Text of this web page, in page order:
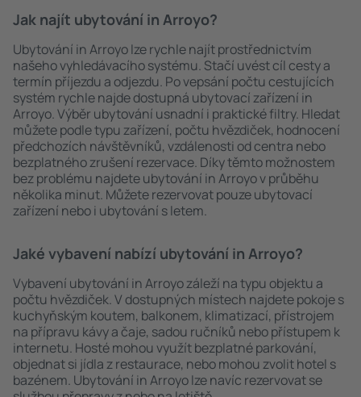
Jak najít ubytování in Arroyo?
Ubytování in Arroyo lze rychle najít prostřednictvím
našeho vyhledávacího systému. Stačí uvést cíl cesty a
termín příjezdu a odjezdu. Po vepsání počtu cestujících
systém rychle najde dostupná ubytovací zařízení in
Arroyo. Výběr ubytování usnadní i praktické filtry. Hledat
můžete podle typu zařízení, počtu hvězdiček, hodnocení
předchozích návštěvníků, vzdálenosti od centra nebo
bezplatného zrušení rezervace. Díky těmto možnostem
bez problému najdete ubytování in Arroyo v průběhu
několika minut. Můžete rezervovat pouze ubytovací
zařízení nebo i ubytování s letem.
Jaké vybavení nabízí ubytování in Arroyo?
Vybavení ubytování in Arroyo záleží na typu objektu a
počtu hvězdiček. V dostupných místech najdete pokoje s
kuchyňským koutem, balkonem, klimatizací, přístrojem
na přípravu kávy a čaje, sadou ručníků nebo přístupem k
internetu. Hosté mohou využít bezplatné parkování,
objednat si jídla z restaurace, nebo mohou zvolit hotel s
bazénem. Ubytování in Arroyo lze navíc rezervovat se